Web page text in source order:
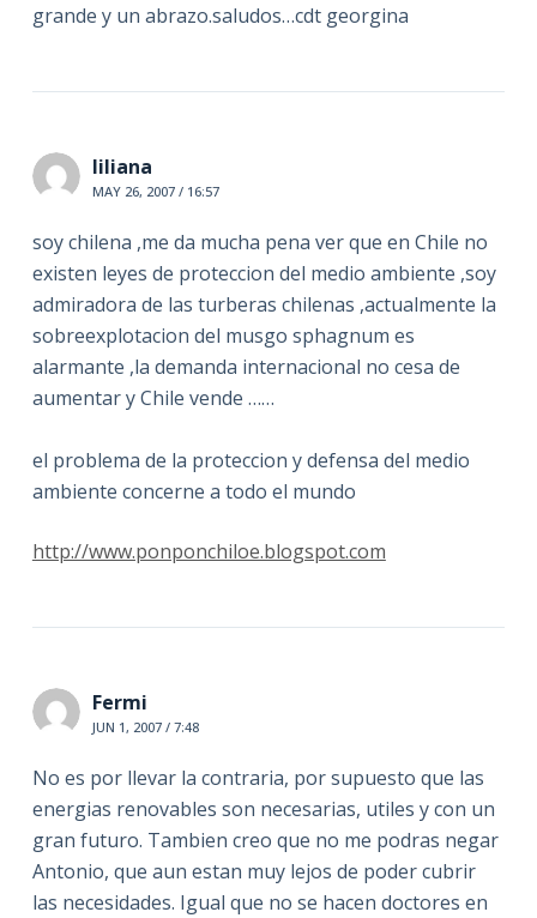
grande y un abrazo.saludos…cdt georgina
liliana
MAY 26, 2007 / 16:57
soy chilena ,me da mucha pena ver que en Chile no
existen leyes de proteccion del medio ambiente ,soy
admiradora de las turberas chilenas ,actualmente la
sobreexplotacion del musgo sphagnum es
alarmante ,la demanda internacional no cesa de
aumentar y Chile vende ……
el problema de la proteccion y defensa del medio
ambiente concerne a todo el mundo
http://www.ponponchiloe.blogspot.com
Fermi
JUN 1, 2007 / 7:48
No es por llevar la contraria, por supuesto que las
energias renovables son necesarias, utiles y con un
gran futuro. Tambien creo que no me podras negar
Antonio, que aun estan muy lejos de poder cubrir
las necesidades. Igual que no se hacen doctores en